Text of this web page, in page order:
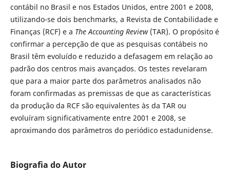
contábil no Brasil e nos Estados Unidos, entre 2001 e 2008,
utilizando-se dois benchmarks, a Revista de Contabilidade e
Finanças (RCF) e a The Accounting Review (TAR). O propósito é
confirmar a percepção de que as pesquisas contábeis no
Brasil têm evoluído e reduzido a defasagem em relação ao
padrão dos centros mais avançados. Os testes revelaram
que para a maior parte dos parâmetros analisados não
foram confirmadas as premissas de que as características
da produção da RCF são equivalentes às da TAR ou
evoluíram significativamente entre 2001 e 2008, se
aproximando dos parâmetros do periódico estadunidense.
Biografia do Autor